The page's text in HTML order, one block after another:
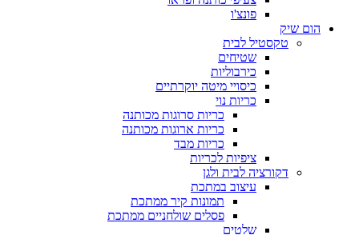
פונצ'ו
הום שיק
טקסטיל לבית
שטיחים
כירבוליות
כיסויי מיטה יוקרתיים
כריות נוי
כריות סרוגות מכותנה
כריות ארוגות מכותנה
כריות מבד
ציפיות לכריות
דקורציה לבית ולגן
עיצוב במתכת
תמונות קיר ממתכת
פסלים שולחניים ממתכת
שלטים